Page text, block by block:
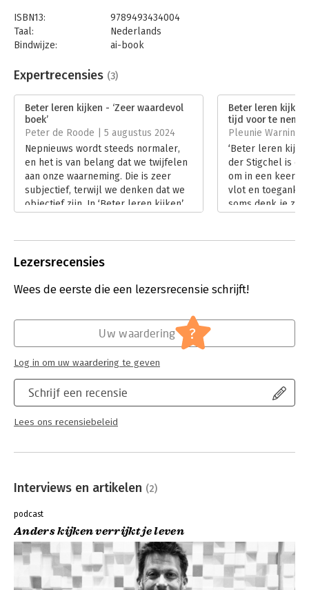
ISBN13:
9789493434004
Taal:
Nederlands
Bindwijze:
ai-book
Uitgever:
Maven Publishing
Hoofdrubriek: Persoonlijke effectiviteit
Expertrecensies (3)
Beter leren kijken - ‘Zeer waardevol
boek’
Peter de Roode | 5 augustus 2024
Nepnieuws wordt steeds normaler,
en het is van belang dat we twijfelen
aan onze waarneming. Die is zeer
subjectief, terwijl we denken dat we
objectief zijn. In ‘Beter leren kijken’
buitengewoon aangenaam boek met
heldere boodschap.
Beter leren kijken
tijd voor te
Pleunie Warnink |
‘Beter leren
der Stigchel is
om in een keer
vlot en
soms denk je
Lezersrecensies
Wees de eerste die een lezersrecensie schrijft!
Schrijf een recensie
Lees ons recensiebeleid
Uw waardering ?
Log in om uw waardering te geven
Interviews en artikelen (2)
podcast
Anders kijken verrijkt je leven